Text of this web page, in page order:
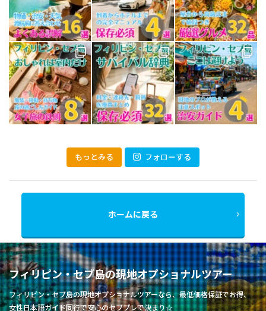
もっとみる フォローする
ホームに戻る
フィリピン・セブ島の現地オプショナルツアー
フィリピン・セブ島の現地オプショナルツアーなら、最低価格保証でお得、
女性日本語ガイド同行で安心のセブプレで決まり☆